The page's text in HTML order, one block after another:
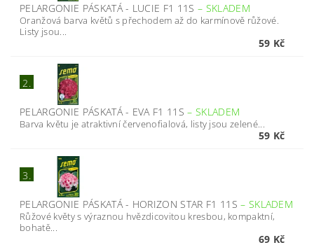
PELARGONIE PÁSKATÁ - LUCIE F1 11S– SKLADEM
Oranžová barva květů s přechodem až do karmínově růžové.
Listy jsou...
59 Kč
2.
PELARGONIE PÁSKATÁ - EVA F1 11S– SKLADEM
Barva květu je atraktivní červenofialová, listy jsou zelené...
59 Kč
3.
PELARGONIE PÁSKATÁ - HORIZON STAR F1 11S– SKLADEM
Růžové květy s výraznou hvězdicovitou kresbou, kompaktní,
bohatě...
69 Kč